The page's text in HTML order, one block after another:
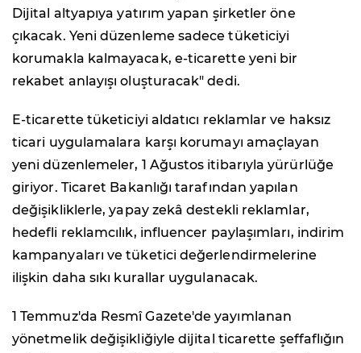
Dijital altyapıya yatırım yapan şirketler öne
çıkacak. Yeni düzenleme sadece tüketiciyi
korumakla kalmayacak, e-ticarette yeni bir
rekabet anlayışı oluşturacak" dedi.
E-ticarette tüketiciyi aldatıcı reklamlar ve haksız
ticari uygulamalara karşı korumayı amaçlayan
yeni düzenlemeler, 1 Ağustos itibarıyla yürürlüğe
giriyor. Ticaret Bakanlığı tarafından yapılan
değişikliklerle, yapay zekâ destekli reklamlar,
hedefli reklamcılık, influencer paylaşımları, indirim
kampanyaları ve tüketici değerlendirmelerine
ilişkin daha sıkı kurallar uygulanacak.
1 Temmuz'da Resmî Gazete'de yayımlanan
yönetmelik değişikliğiyle dijital ticarette şeffaflığın